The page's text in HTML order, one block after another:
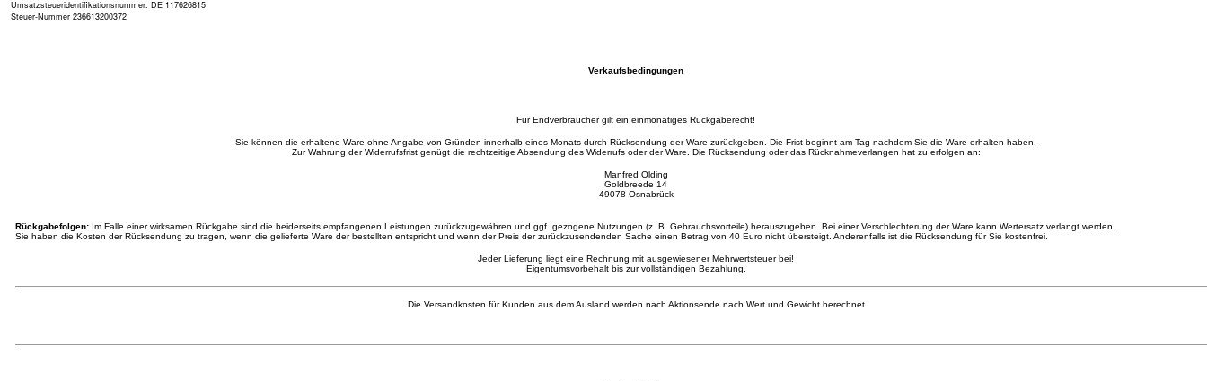
Umsatzsteueridentifikationsnummer: DE 117626815
Steuer-Nummer 236613200372
Verkaufsbedingungen
Für Endverbraucher gilt ein einmonatiges Rückgaberecht!
Sie können die erhaltene Ware ohne Angabe von Gründen innerhalb eines Monats durch Rücksendung der Ware zurückgeben. Die Frist beginnt am Tag nachdem Sie die Ware erhalten haben.
Zur Wahrung der Widerrufsfrist genügt die rechtzeitige Absendung des Widerrufs oder der Ware. Die Rücksendung oder das Rücknahmeverlangen hat zu erfolgen an:
Manfred Olding
Goldbreede 14
49078 Osnabrück
Rückgabefolgen: Im Falle einer wirksamen Rückgabe sind die beiderseits empfangenen Leistungen zurückzugewähren und ggf. gezogene Nutzungen (z. B. Gebrauchsvorteile) herauszugeben. Bei einer Verschlechterung der Ware kann Wertersatz verlangt werden.
Sie haben die Kosten der Rücksendung zu tragen, wenn die gelieferte Ware der bestellten entspricht und wenn der Preis der zurückzusendenden Sache einen Betrag von 40 Euro nicht übersteigt. Anderenfalls ist die Rücksendung für Sie kostenfrei.
Jeder Lieferung liegt eine Rechnung mit ausgewiesener Mehrwertsteuer bei!
Eigentumsvorbehalt bis zur vollständigen Bezahlung.
Die Versandkosten für Kunden aus dem Ausland werden nach Aktionsende nach Wert und Gewicht berechnet.